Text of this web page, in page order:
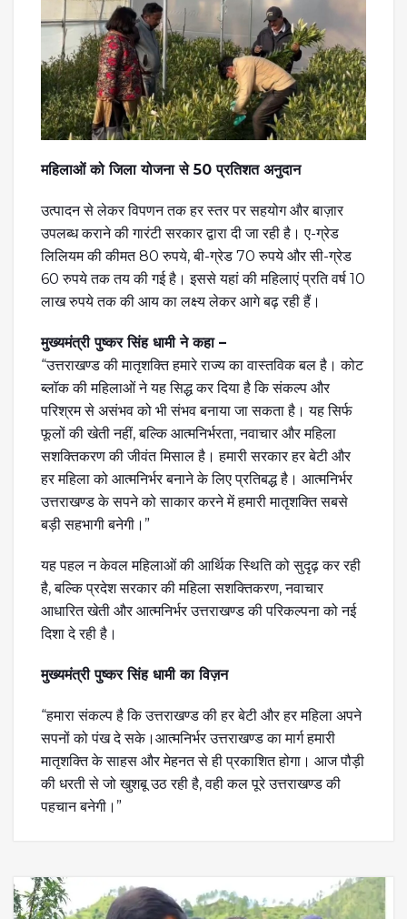
महिलाओं को जिला योजना से 50 प्रतिशत अनुदान
उत्पादन से लेकर विपणन तक हर स्तर पर सहयोग और बाज़ार
उपलब्ध कराने की गारंटी सरकार द्वारा दी जा रही है। ए-ग्रेड
लिलियम की कीमत 80 रुपये, बी-ग्रेड 70 रुपये और सी-ग्रेड
60 रुपये तक तय की गई है। इससे यहां की महिलाएं प्रति वर्ष 10
लाख रुपये तक की आय का लक्ष्य लेकर आगे बढ़ रही हैं।
मुख्यमंत्री पुष्कर सिंह धामी ने कहा –
“उत्तराखण्ड की मातृशक्ति हमारे राज्य का वास्तविक बल है। कोट
ब्लॉक की महिलाओं ने यह सिद्ध कर दिया है कि संकल्प और
परिश्रम से असंभव को भी संभव बनाया जा सकता है। यह सिर्फ
फूलों की खेती नहीं, बल्कि आत्मनिर्भरता, नवाचार और महिला
सशक्तिकरण की जीवंत मिसाल है। हमारी सरकार हर बेटी और
हर महिला को आत्मनिर्भर बनाने के लिए प्रतिबद्ध है। आत्मनिर्भर
उत्तराखण्ड के सपने को साकार करने में हमारी मातृशक्ति सबसे
बड़ी सहभागी बनेगी।”
यह पहल न केवल महिलाओं की आर्थिक स्थिति को सुदृढ़ कर रही
है, बल्कि प्रदेश सरकार की महिला सशक्तिकरण, नवाचार
आधारित खेती और आत्मनिर्भर उत्तराखण्ड की परिकल्पना को नई
दिशा दे रही है।
मुख्यमंत्री पुष्कर सिंह धामी का विज़न
“हमारा संकल्प है कि उत्तराखण्ड की हर बेटी और हर महिला अपने
सपनों को पंख दे सके।आत्मनिर्भर उत्तराखण्ड का मार्ग हमारी
मातृशक्ति के साहस और मेहनत से ही प्रकाशित होगा। आज पौड़ी
की धरती से जो खुशबू उठ रही है, वही कल पूरे उत्तराखण्ड की
पहचान बनेगी।”